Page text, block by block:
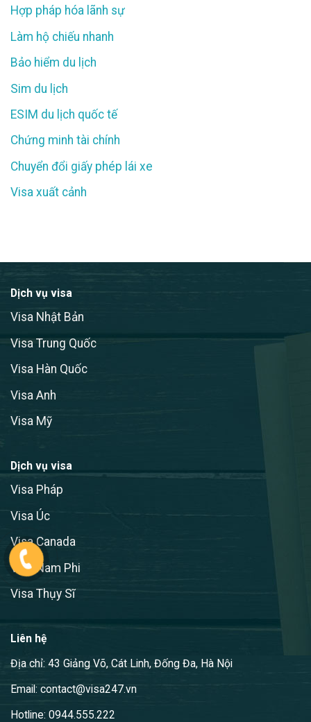
Hợp pháp hóa lãnh sự
Làm hộ chiếu nhanh
Bảo hiểm du lịch
Sim du lịch
ESIM du lịch quốc tế
Chứng minh tài chính
Chuyển đổi giấy phép lái xe
Visa xuất cảnh
Dịch vụ visa
Visa Nhật Bản
Visa Trung Quốc
Visa Hàn Quốc
Visa Anh
Visa Mỹ
Dịch vụ visa
Visa Pháp
Visa Úc
Visa Canada
Visa Nam Phi
Visa Thụy Sĩ
Liên hệ
Địa chỉ: 43 Giảng Võ, Cát Linh, Đống Đa, Hà Nội
Email: contact@visa247.vn
Hotline: 0944.555.222